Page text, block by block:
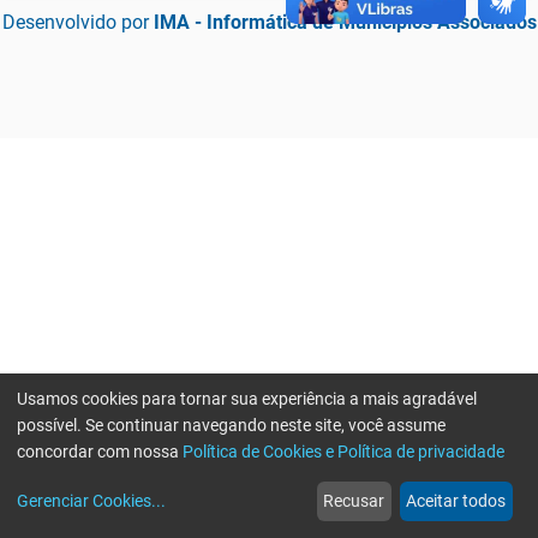
Desenvolvido por IMA - Informática de Municípios Associados
web
Notícias
more_horiz
Mais
Usamos cookies para tornar sua experiência a mais agradável
possível. Se continuar navegando neste site, você assume
concordar com nossa Política de Cookies e Política de privacidade
Gerenciar Cookies... Recusar Aceitar todos
Erro ao enviar informações, por favor tente novamente